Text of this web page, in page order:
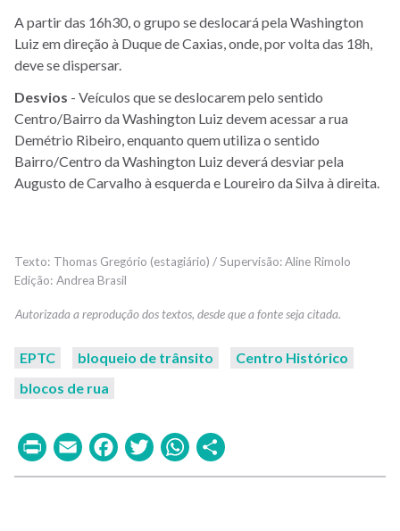
A partir das 16h30, o grupo se deslocará pela Washington
Luiz em direção à Duque de Caxias, onde, por volta das 18h,
deve se dispersar.
Desvios - Veículos que se deslocarem pelo sentido
Centro/Bairro da Washington Luiz devem acessar a rua
Demétrio Ribeiro, enquanto quem utiliza o sentido
Bairro/Centro da Washington Luiz deverá desviar pela
Augusto de Carvalho à esquerda e Loureiro da Silva à direita.
Thomas Gregório (estagiário) / Supervisão: Aline Rimolo
Andrea Brasil
EPTC bloqueio de trânsito
Centro Histórico
blocos de rua
PrintEmailFacebook
TwitterWhatsApp